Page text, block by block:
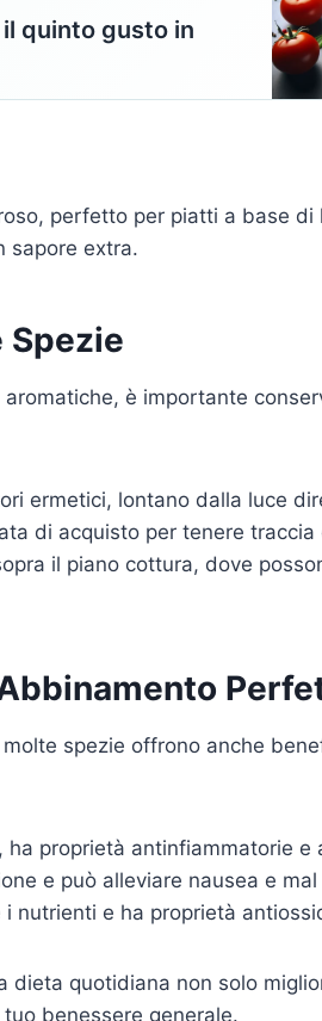
quinto gusto in
perfetto per piatti a base di
sapore extra.
Spezie
è importante
ermetici, lontano dalla luce
di acquisto per tenere traccia
il piano cottura, dove
spezie offrono anche
ha proprietà antinfiammatorie e
e può alleviare nausea e
nutrienti e ha proprietà
dieta quotidiana non solo
benessere generale.